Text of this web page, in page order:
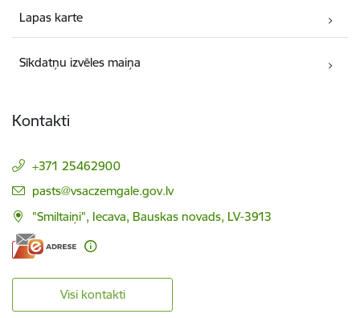
Lapas karte
Sīkdatņu izvēles maiņa
Kontakti
+371 25462900
E-pasts:
pasts@vsaczemgale.gov.lv
"Smiltaiņi", Iecava, Bauskas novads, LV-3913
Visi kontakti